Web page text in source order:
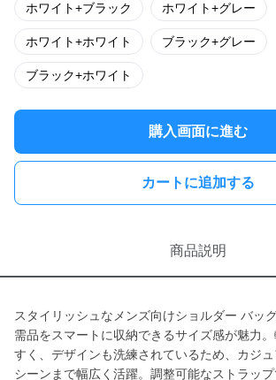
ホワイト+ブラック ホワイト+グレー
ホワイト+ホワイト ブラック+グレー
ブラック+ホワイト
購入画面に進む
カートに追加する
商品説明
スタイリッシュなメンズ向けショルダー バッ
需品をスマートに収納できるサイズ感が魅力
すく、デザインも洗練されているため、カジ
シーンまで幅広く活躍。調整可能なストラッ